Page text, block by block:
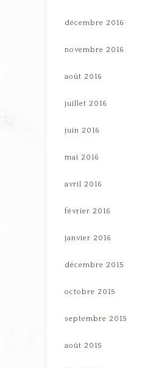
décembre 2016
novembre 2016
août 2016
juillet 2016
juin 2016
mai 2016
avril 2016
février 2016
janvier 2016
décembre 2015
octobre 2015
septembre 2015
août 2015